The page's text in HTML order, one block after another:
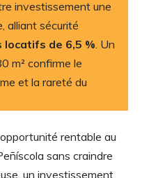
investissement une
alliant sécurité
locatifs de 6,5 %. Un
m² confirme le
et la rareté du
rentable au
sans craindre
un investissement